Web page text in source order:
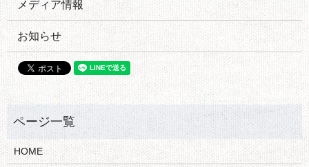
メディア情報
お知らせ
HOME